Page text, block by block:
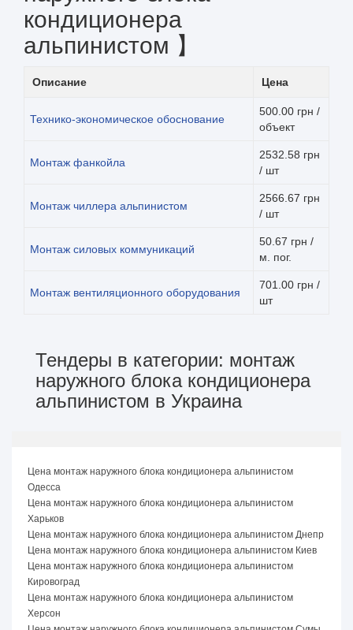
кондиционера
альпинистом 】
Описание Цена
Технико-экономическое обоснование
500.00 грн /
объект
Монтаж фанкойла
2532.58 грн
/ шт
Монтаж чиллера альпинистом
2566.67 грн
/ шт
Монтаж силовых коммуникаций
50.67 грн /
м. пог.
Монтаж вентиляционного оборудования
701.00 грн /
шт
Тендеры в категории: монтаж
наружного блока кондиционера
альпинистом в Украина
Цена монтаж наружного блока кондиционера альпинистом
Одесса
Цена монтаж наружного блока кондиционера альпинистом
Харьков
Цена монтаж наружного блока кондиционера альпинистом Днепр
Цена монтаж наружного блока кондиционера альпинистом Киев
Цена монтаж наружного блока кондиционера альпинистом
Кировоград
Цена монтаж наружного блока кондиционера альпинистом
Херсон